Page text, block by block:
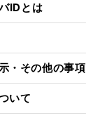
IDとは
・その他の事項
いて